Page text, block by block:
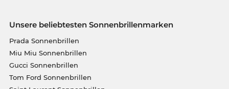
Unsere beliebtesten Sonnenbrillenmarken
Prada Sonnenbrillen
Miu Miu Sonnenbrillen
Gucci Sonnenbrillen
Tom Ford Sonnenbrillen